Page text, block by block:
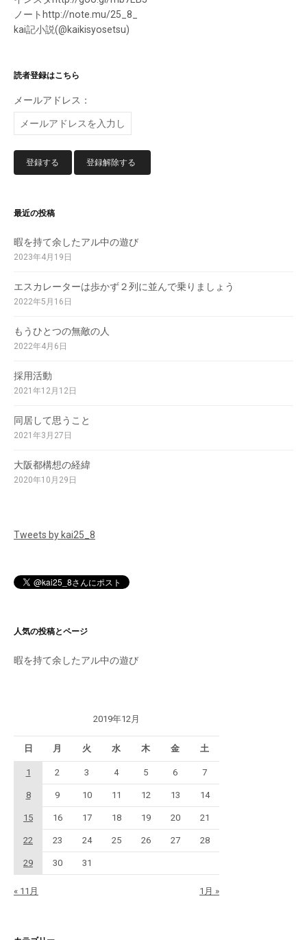
ノートhttp://note.mu/25_8_
kai記小説(@kaikisyosetsu)
読者登録はこちら
メールアドレス：
最近の投稿
暇を持て余したアル中の遊び
2023年4月19日
エスカレーターは歩かず２列に並んで乗りましょう
2022年5月16日
もうひとつの無敵の人
2022年4月6日
採用活動
2021年12月12日
同居して思うこと
2021年3月27日
大阪都構想の経緯
2020年10月29日
Tweets by kai25_8
人気の投稿とページ
暇を持て余したアル中の遊び
2019年12月
日 月 火 水 木 金 土
« 11月 1月 »
1 2 3 4 5 6 7
8 9 10 11 12 13 14
15 16 17 18 19 20 21
22 23 24 25 26 27 28
29 30 31